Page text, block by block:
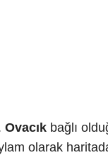
Ovacık bağlı
olarak